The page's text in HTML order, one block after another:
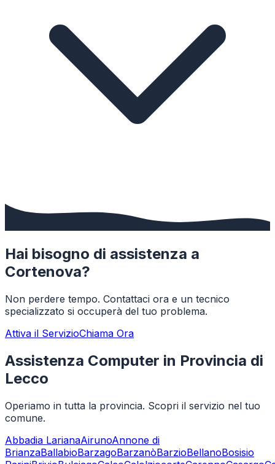
Hai bisogno di assistenza a
Cortenova?
Non perdere tempo. Contattaci ora e un tecnico
specializzato si occuperà del tuo problema.
Attiva il ServizioChiama Ora
Assistenza Computer in Provincia di
Lecco
Operiamo in tutta la provincia. Scopri il servizio nel tuo
comune.
Abbadia LarianaAirunoAnnone di
BrianzaBallabioBarzagoBarzanòBarzioBellanoBosisio